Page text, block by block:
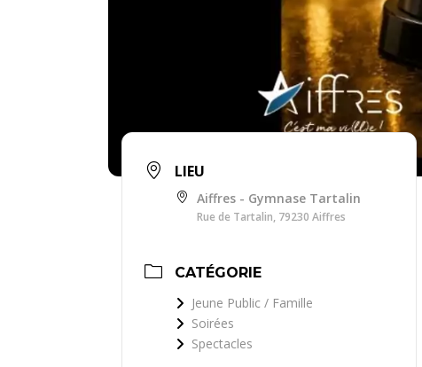
LIEU
Aiffres - Gymnase Tartalin
Rue de Tartalin, 79230 Aiffres
CATÉGORIE
Jeune Public / Famille
Soirées
Spectacles